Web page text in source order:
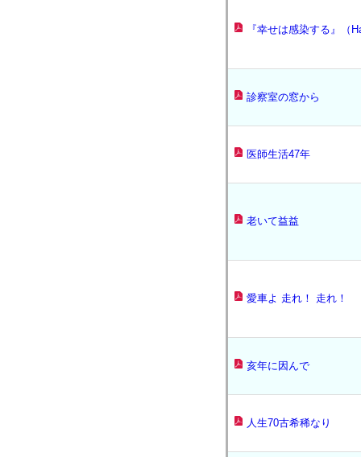
『幸せは感染する』（
診察室の窓から
医師生活47年
老いて益益
愛車よ 走れ！ 走れ！
亥年に因んで
人生70古希稀なり